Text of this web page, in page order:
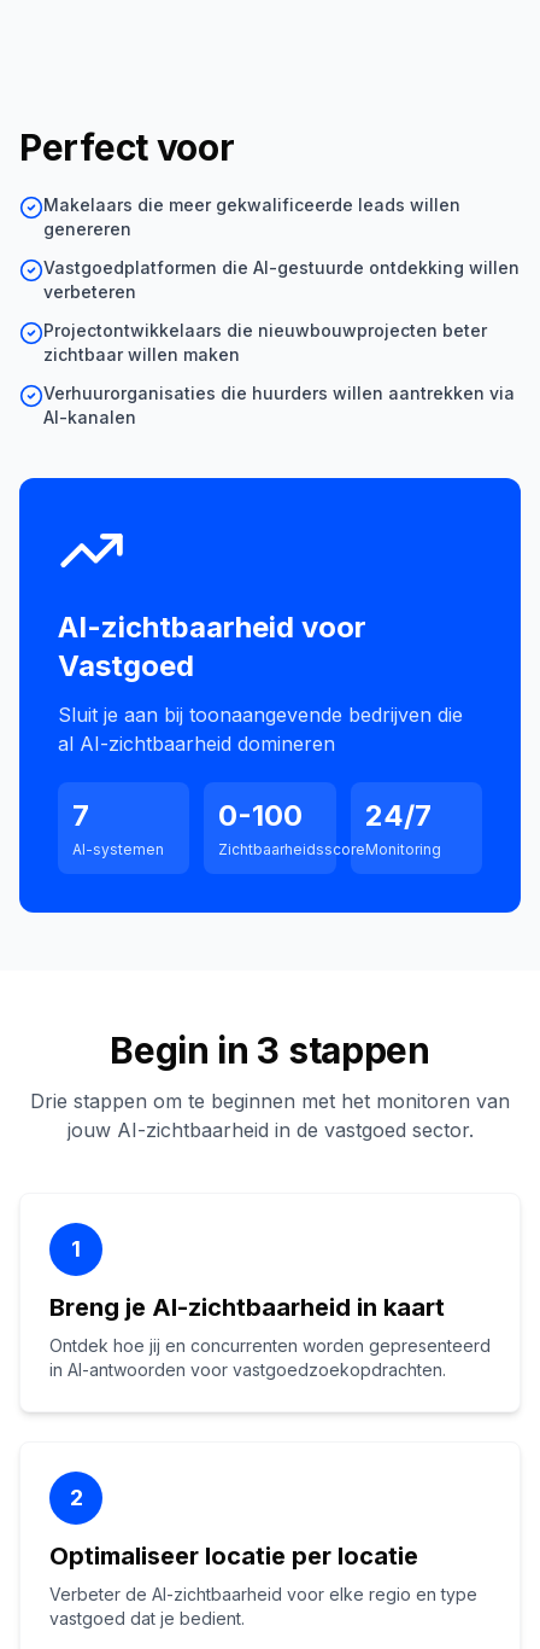
Perfect voor
Makelaars die meer gekwalificeerde leads willen
genereren
Vastgoedplatformen die AI-gestuurde ontdekking willen
verbeteren
Projectontwikkelaars die nieuwbouwprojecten beter
zichtbaar willen maken
Verhuurorganisaties die huurders willen aantrekken via
AI-kanalen
AI-zichtbaarheid voor
Vastgoed
Sluit je aan bij toonaangevende bedrijven die
al AI-zichtbaarheid domineren
7
AI-systemen
0-100
Zichtbaarheidsscore
24/7
Monitoring
Begin in 3 stappen
Drie stappen om te beginnen met het monitoren van
jouw AI-zichtbaarheid in de vastgoed sector.
1
Breng je AI-zichtbaarheid in kaart
Ontdek hoe jij en concurrenten worden gepresenteerd
in AI-antwoorden voor vastgoedzoekopdrachten.
2
Optimaliseer locatie per locatie
Verbeter de AI-zichtbaarheid voor elke regio en type
vastgoed dat je bedient.